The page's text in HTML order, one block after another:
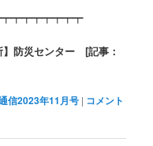
】防災センター [記事：
信2023年11月号 | コメント